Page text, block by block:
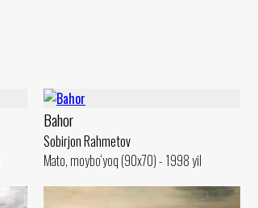
Bahor
Sobirjon Rahmetov
Mato, moybo‘yoq (90x70) - 1998 yil